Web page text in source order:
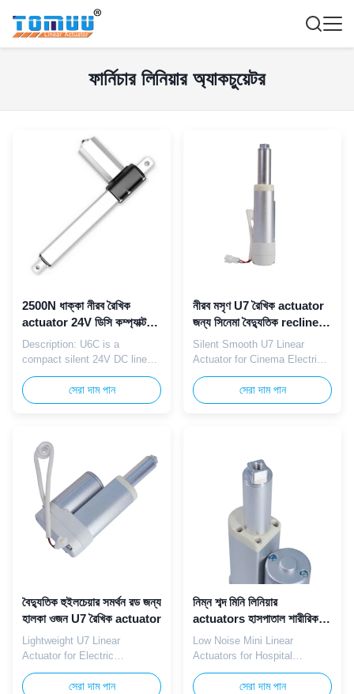
ফার্নিচার লিনিয়ার অ্যাকচুয়েটর
2500N ধাক্কা নীরব রৈখিক
actuator 24V ডিসি কম্প্যাক্ট
ডিজাইন জন্য recliner চেয়ার
Description: U6C is a
compact silent 24V DC linear
actuator specially designed
for headrest adjustment in
sofas, lift chairs, and office lift
with no‑load speed 8–25
mm/s, full‑load speed 5–15
mm/s, noise ≤52dB, 10% duty
cycle, and compact ...
সেরা দাম পান
নীরব মসৃণ U7 রৈখিক actuator
জন্য সিনেমা বৈদ্যুতিক recliner
আসন পিছন সমন্বয়
Silent Smooth U7 Linear
Actuator for Cinema Electric
Recliner Seat Back
Adjustment The TOMUU U7
silent smooth linear actuator
theater reclining seats.
Featuring low-medium thrust
of 500N-1200N, it delivers
gentle pushing ...
সেরা দাম পান
বৈদ্যুতিক হুইলচেয়ার সমর্থন রড জন্য
হালকা ওজন U7 রৈখিক actuator
Lightweight U7 Linear
Actuator for Electric
Wheelchair Support Rods The
TOMUU U7 lightweight linear
সেরা দাম পান
নিম্ন শব্দ মিনি লিনিয়ার
actuators হাসপাতাল শারীরিক
চিকিত্সা পুনর্বাসন বিছানা
Low Noise Mini Linear
Actuators for Hospital
Physical Therapy
Rehabilitation Beds Low-noise
সেরা দাম পান